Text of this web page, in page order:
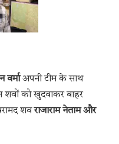
वर्माअपनी टीम के साथ
को खुदवाकर बाहर
शवराजाराम नेताम और